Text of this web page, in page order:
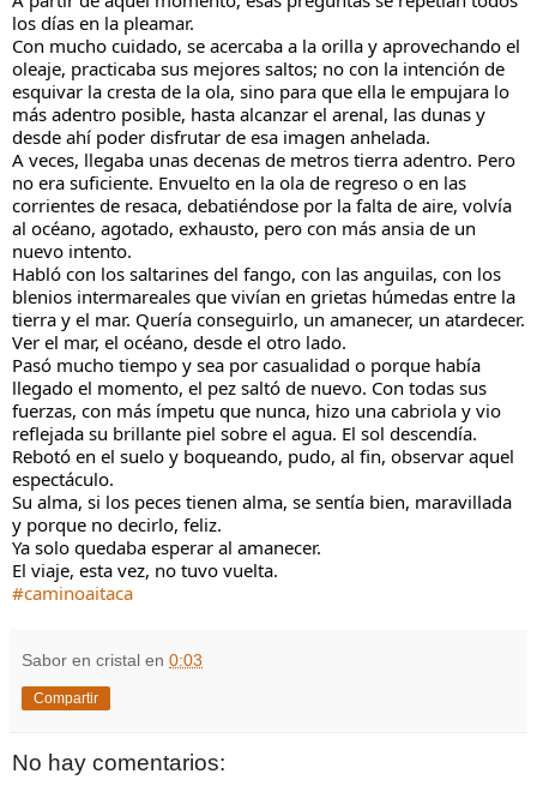
los días en la pleamar.
Con mucho cuidado, se acercaba a la orilla y aprovechando el
oleaje, practicaba sus mejores saltos; no con la intención de
esquivar la cresta de la ola, sino para que ella le empujara lo
más adentro posible, hasta alcanzar el arenal, las dunas y
desde ahí poder disfrutar de esa imagen anhelada.
A veces, llegaba unas decenas de metros tierra adentro. Pero
no era suficiente. Envuelto en la ola de regreso o en las
corrientes de resaca, debatiéndose por la falta de aire, volvía
al océano, agotado, exhausto, pero con más ansia de un
nuevo intento.
Habló con los saltarines del fango, con las anguilas, con los
blenios intermareales que vivían en grietas húmedas entre la
tierra y el mar. Quería conseguirlo, un amanecer, un atardecer.
Ver el mar, el océano, desde el otro lado.
Pasó mucho tiempo y sea por casualidad o porque había
llegado el momento, el pez saltó de nuevo. Con todas sus
fuerzas, con más ímpetu que nunca, hizo una cabriola y vio
reflejada su brillante piel sobre el agua. El sol descendía.
Rebotó en el suelo y boqueando, pudo, al fin, observar aquel
espectáculo.
Su alma, si los peces tienen alma, se sentía bien, maravillada
y porque no decirlo, feliz.
Ya solo quedaba esperar al amanecer.
El viaje, esta vez, no tuvo vuelta.
#caminoaitaca
Sabor en cristal en 0:03
Compartir
No hay comentarios: